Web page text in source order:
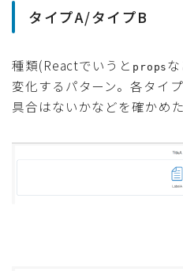
タイプA/タイプB
種類(Reactでいうと props
変化するパターン。各タイ
具合はないかなどを確かめた